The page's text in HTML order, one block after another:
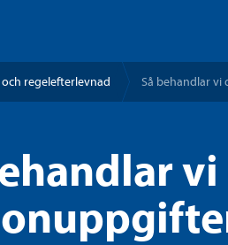
regelefterlevnad Så behandlar